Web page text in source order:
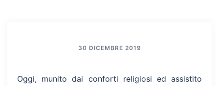
30 DICEMBRE 2019
Oggi, munito dai conforti religiosi ed assistito